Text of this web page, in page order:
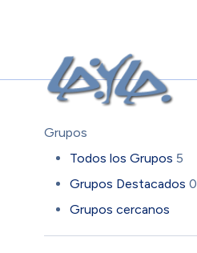
Grupos
Todos los Grupos 5
Grupos Destacados0
Grupos cercanos